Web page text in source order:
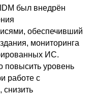
был внедрён
обеспечивший
мониторинга
ИС.
повысить уровень
работе с
снизить